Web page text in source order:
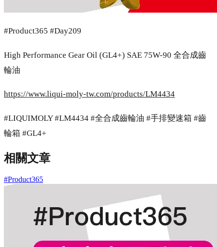
#Product365 #Day209
High Performance Gear Oil (GL4+) SAE 75W-90 全合成齒
輪油
https://www.liqui-moly-tw.com/products/LM4434
#LIQUIMOLY #LM4434 #全合成齒輪油 #手排變速箱 #齒
輪箱 #GL4+
相關文章
#Product365